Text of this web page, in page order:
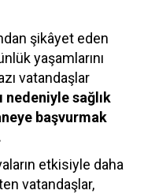
şikâyet eden
yaşamlarını
vatandaşlar
nedeniyle sağlık
başvurmak
etkisiyle daha
vatandaşlar,